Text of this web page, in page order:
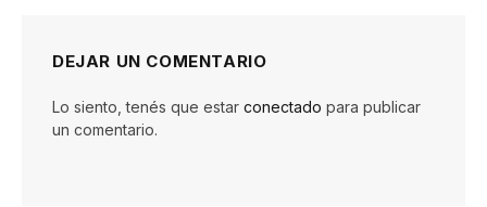
DEJAR UN COMENTARIO
Lo siento, tenés que estar conectado para publicar
un comentario.